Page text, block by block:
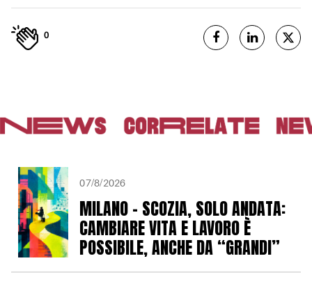
0
07/8/2026
MILANO – SCOZIA, SOLO ANDATA:
CAMBIARE VITA E LAVORO È
POSSIBILE, ANCHE DA “GRANDI”